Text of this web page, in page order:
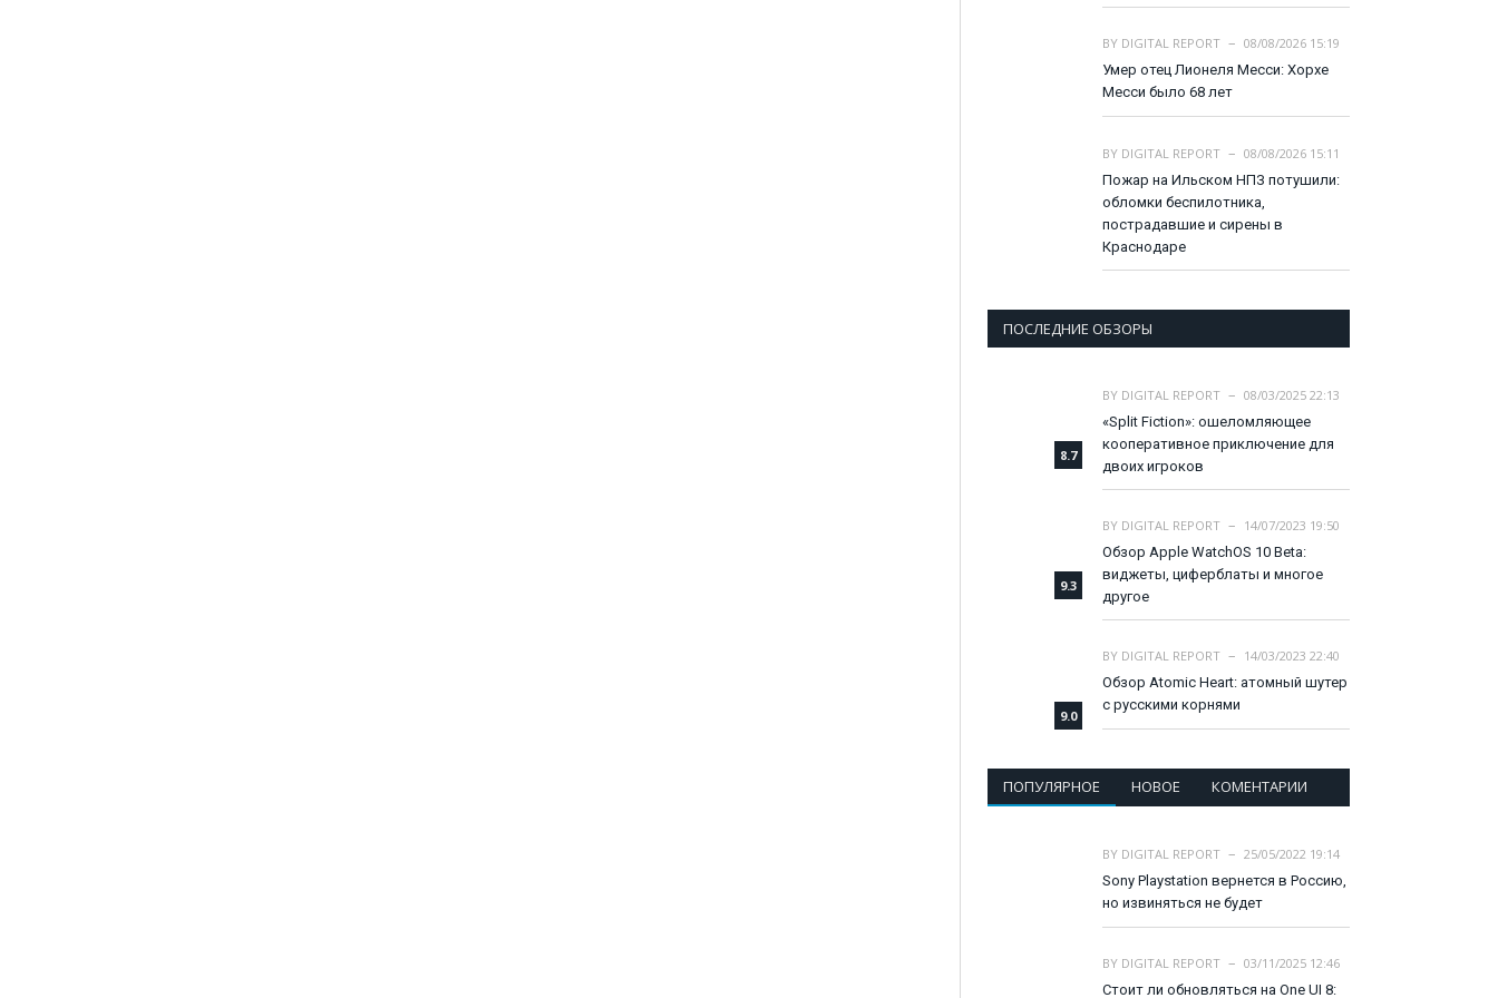
BY DIGITAL REPORT
08/08/2026 15:19
Умер отец Лионеля Месси: Хорхе
Месси было 68 лет
BY DIGITAL REPORT
08/08/2026 15:11
Пожар на Ильском НПЗ потушили:
обломки беспилотника,
пострадавшие и сирены в
Краснодаре
ПОСЛЕДНИЕ ОБЗОРЫ
8.7
BY DIGITAL REPORT
08/03/2025 22:13
«Split Fiction»: ошеломляющее
кооперативное приключение для
двоих игроков
9.3
BY DIGITAL REPORT
14/07/2023 19:50
Обзор Apple WatchOS 10 Beta:
виджеты, циферблаты и многое
другое
9.0
BY DIGITAL REPORT
14/03/2023 22:40
Обзор Atomic Heart: атомный шутер
с русскими корнями
ПОПУЛЯРНОЕ НОВОЕ КОМЕНТАРИИ
BY DIGITAL REPORT
25/05/2022 19:14
Sony Playstation вернется в Россию,
но извиняться не будет
BY DIGITAL REPORT
03/11/2025 12:46
Стоит ли обновляться на One UI 8: